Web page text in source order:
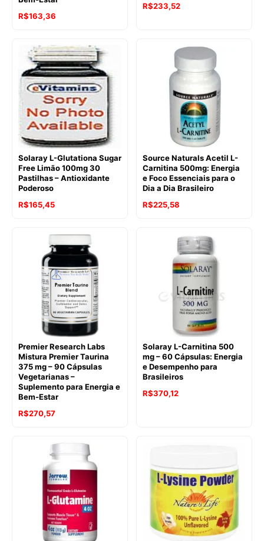
R$163,36
R$233,52
Solaray L-Glutationa Sugar
Free Limão 100mg 30
Pastilhas – Antioxidante
Poderoso
R$165,45
Source Naturals Acetil L-
Carnitina 500mg: Energia
e Foco Essenciais para o
Dia a Dia Brasileiro
R$225,58
Premier Research Labs
Mistura Premier Taurina
375 mg – 90 Cápsulas
Vegetarianas –
Suplemento para Energia e
Bem-Estar
R$270,57
Solaray L-Carnitina 500
mg – 60 Cápsulas: Energia
e Desempenho para
Brasileiros
R$370,12